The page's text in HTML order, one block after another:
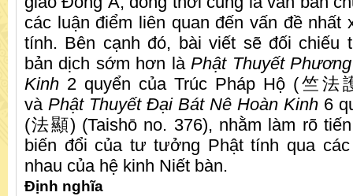
các luận điểm liên quan đến vấn đề nhất
tính. Bên cạnh đó, bài viết sẽ đối chiếu
bản dịch sớm hơn làPhật Thuyết
Kinh 2 quyển của Trúc Pháp Hộ (竺法
và Phật Thuyết Đại Bát Nê Hoàn Kinh 6
(法顯) (Taishō no. 376), nhằm làm rõ
biến đổi của tư tưởng Phật tính qua
nhau của hệ kinh Niết bàn.
Định nghĩa